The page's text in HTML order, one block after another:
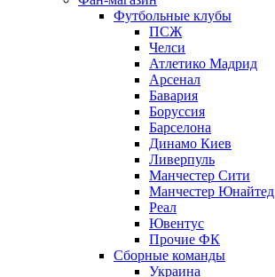
Футбольные клубы
ПСЖ
Челси
Атлетико Мадрид
Арсенал
Бавария
Боруссия
Барселона
Динамо Киев
Ливерпуль
Манчестер Сити
Манчестер Юнайтед
Реал
Ювентус
Прочие ФК
Сборные команды
Украина